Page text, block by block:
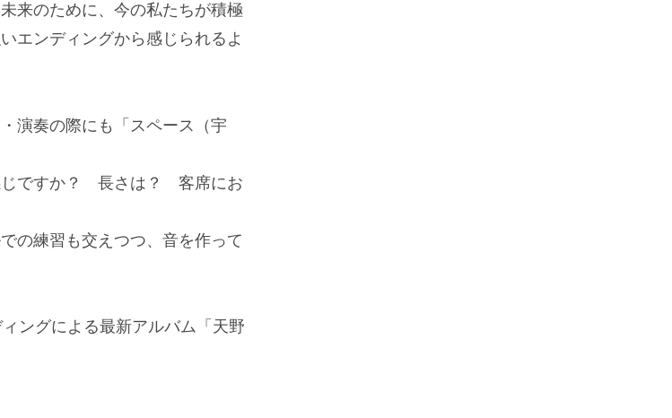
来のために、今の私たちが積極
エンディングから感じられるよ
演奏の際にも「スペース（宇
じですか？ 長さは？ 客席にお
の練習も交えつつ、音を作って
ングによる最新アルバム「天野